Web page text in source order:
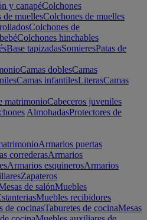
y canapéColchones
de muellesColchones de muelles
Colchones de
Colchones hinchables
Base tapizadasSomieresPatas de
Camas doblesCamas
Camas infantilesLiterasCamas
matrimonioCabeceros juveniles
AlmohadasProtectores de
Armarios puertas
correderasArmarios
Armarios esquinerosArmarios
Zapateros
de salónMuebles
Muebles recibidores
de cocinasTaburetes de cocinaMesas